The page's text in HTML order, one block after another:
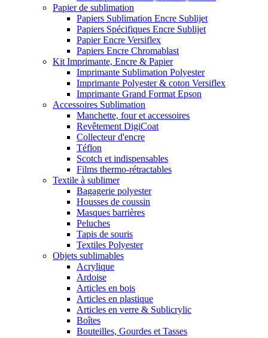
Papier de sublimation
Papiers Sublimation Encre Sublijet
Papiers Spécifiques Encre Sublijet
Papier Encre Versiflex
Papiers Encre Chromablast
Kit Imprimante, Encre & Papier
Imprimante Sublimation Polyester
Imprimante Polyester & coton Versiflex
Imprimante Grand Format Epson
Accessoires Sublimation
Manchette, four et accessoires
Revêtement DigiCoat
Collecteur d'encre
Téflon
Scotch et indispensables
Films thermo-rétractables
Textile à sublimer
Bagagerie polyester
Housses de coussin
Masques barrières
Peluches
Tapis de souris
Textiles Polyester
Objets sublimables
Acrylique
Ardoise
Articles en bois
Articles en plastique
Articles en verre & Sublicrylic
Boîtes
Bouteilles, Gourdes et Tasses